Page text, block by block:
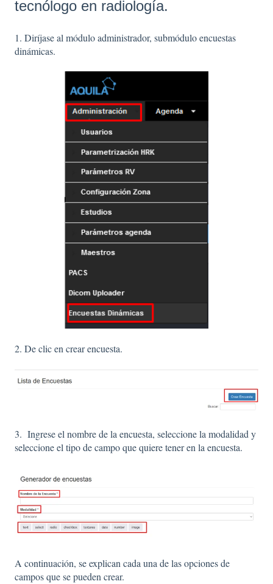
tecnólogo en radiología.
1. Diríjase al módulo administrador, submódulo encuestas
dinámicas.
2. De clic en crear encuesta.
3. Ingrese el nombre de la encuesta, seleccione la modalidad y
seleccione el tipo de campo que quiere tener en la encuesta.
A continuación, se explican cada una de las opciones de
campos que se pueden crear.